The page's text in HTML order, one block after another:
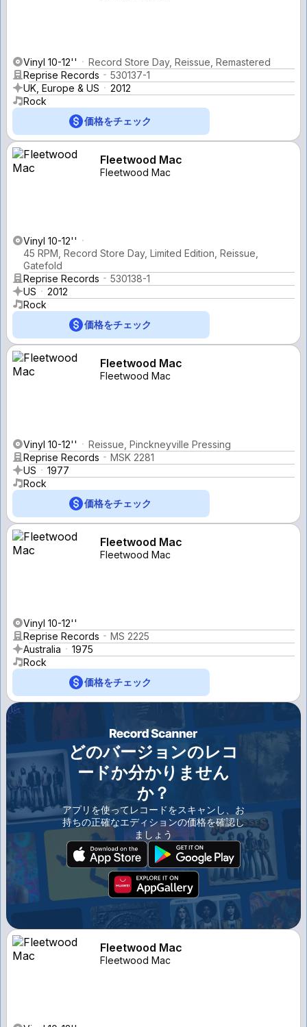
Vinyl 10-12''
Record Store Day, Reissue, Remastered
Reprise Records
530137-1
UK, Europe & US
2012
Rock
価格をチェック
Fleetwood Mac
Fleetwood Mac
Vinyl 10-12''
45 RPM, Record Store Day, Limited Edition, Reissue,
Gatefold
Reprise Records
530138-1
US
2012
Rock
価格をチェック
Fleetwood Mac
Fleetwood Mac
Vinyl 10-12''
Reissue, Pinckneyville Pressing
Reprise Records
MSK 2281
US
1977
Rock
価格をチェック
Fleetwood Mac
Fleetwood Mac
Vinyl 10-12''
Reprise Records
MS 2225
Australia
1975
Rock
価格をチェック
どのバージョンのレコ
ードか分かりません
か？
アプリを使ってレコードをスキャンし、お
持ちの正確なエディションの価格を確認し
ましょう
Fleetwood Mac
Fleetwood Mac